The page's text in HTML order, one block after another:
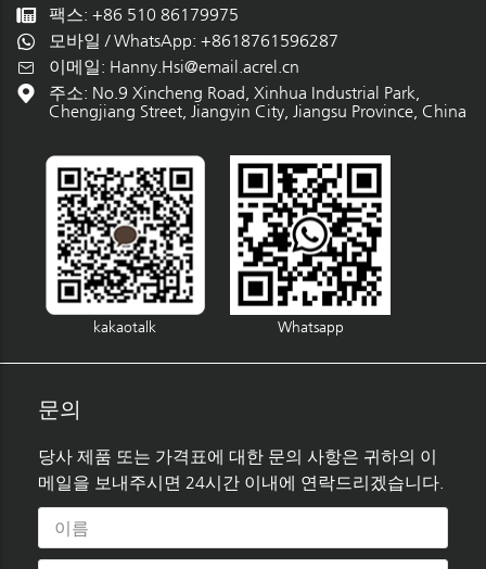
팩스: +86 510 86179975
모바일 / WhatsApp: +8618761596287
이메일: Hanny.Hsi@email.acrel.cn
주소: No.9 Xincheng Road, Xinhua Industrial Park,
Chengjiang Street, Jiangyin City, Jiangsu Province, China
kakaotalk Whatsapp
문의
당사 제품 또는 가격표에 대한 문의 사항은 귀하의 이
메일을 보내주시면 24시간 이내에 연락드리겠습니다.
이름